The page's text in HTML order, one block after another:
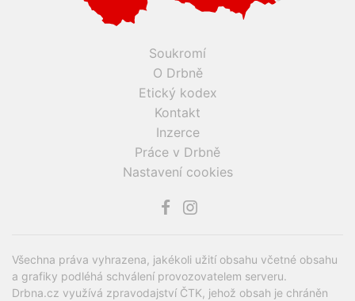
Soukromí
O Drbně
Etický kodex
Kontakt
Inzerce
Práce v Drbně
Nastavení cookies
Všechna práva vyhrazena, jakékoli užití obsahu včetné obsahu
a grafiky podléhá schválení provozovatelem serveru.
Drbna.cz využívá zpravodajství ČTK, jehož obsah je chráněn